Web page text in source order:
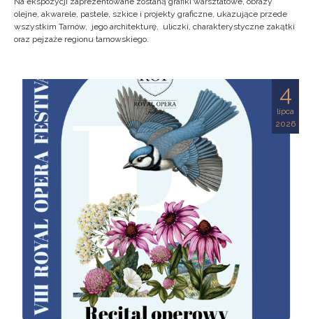
olejne, akwarele, pastele, szkice i projekty graficzne, ukazujące przede
wszystkim Tarnów, jego architekturę, uliczki, charakterystyczne zakątki
oraz pejzaże regionu tarnowskiego.
4
lipca
2026